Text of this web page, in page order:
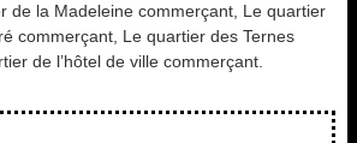
de la Madeleine commerçant, Le quartier
commerçant, Le quartier des Ternes
de l’hôtel de ville commerçant.